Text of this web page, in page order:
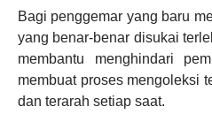
Bagi penggemar yang baru
yang benar-benar disukai
membantu menghindari
membuat proses mengoleksi
dan terarah setiap saat.